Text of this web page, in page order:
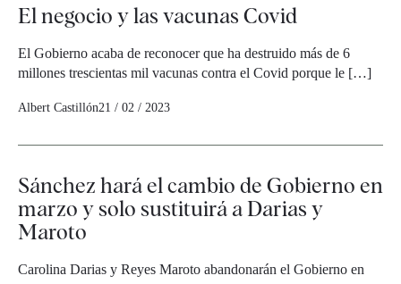
El negocio y las vacunas Covid
El Gobierno acaba de reconocer que ha destruido más de 6
millones trescientas mil vacunas contra el Covid porque le […]
Albert Castillón21 / 02 / 2023
Sánchez hará el cambio de Gobierno en
marzo y solo sustituirá a Darias y
Maroto
Carolina Darias y Reyes Maroto abandonarán el Gobierno en